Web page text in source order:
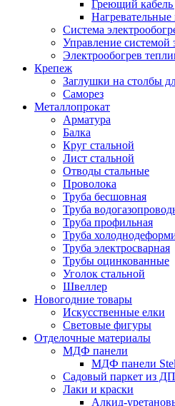
Греющий кабель
Система
Управление системой
Электрообогрев
Крепеж
Заглушки на столбы
Саморез
Металлопрокат
Арматура
Балка
Круг стальной
Лист стальной
Отводы стальные
Проволока
Труба бесшовная
Труба
Труба профильная
Труба
Труба электросварная
Трубы оцинкованные
Уголок стальной
Швеллер
Новогодние товары
Искусственные елки
Световые фигуры
Отделочные материалы
МДФ панели
МДФ панели
Садовый паркет из
Лаки и краски
Алкид-